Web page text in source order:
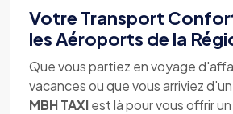
Votre Transport
les Aéroports de la
Que vous partiez en voyage
vacances ou que vous arriviez
MBH TAXIest là pour vous offrir un